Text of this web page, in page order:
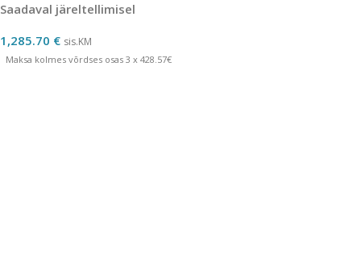
Saadaval järeltellimisel
1,285.70 € sis.KM
Maksa kolmes võrdses osas 3 x 428.57€